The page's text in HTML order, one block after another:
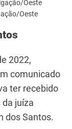
Oeste
2022,
comunicado
ter recebido
juíza
dos Santos.